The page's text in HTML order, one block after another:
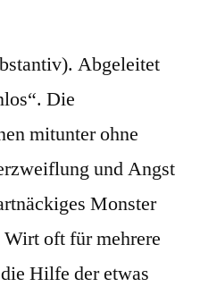
Abgeleitet
Die
mitunter ohne
und Angst
Monster
oft für mehrere
Hilfe der etwas